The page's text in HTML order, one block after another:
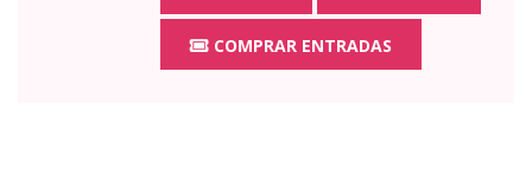
COMPRAR ENTRADAS